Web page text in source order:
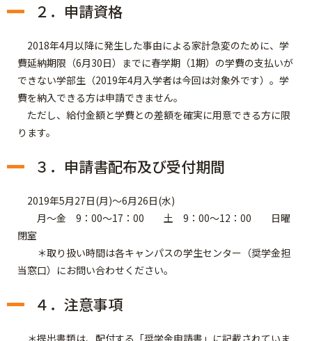
２．申請資格
2018年4月以降に発生した事由による家計急変のために、学
費延納期限（6月30日）までに春学期（1期）の学費の支払いが
できない学部生（2019年4月入学者は今回は対象外です）。 学
費を納入できる方は申請できません。
ただし、 給付金額と学費との差額を確実に用意できる方に限
ります。
３．申請書配布及び受付期間
2019年5月27日(月)～6月26日(水)
月～金 9：00～17：00 土 9：00～12：00 日曜
閉室
＊取り扱い時間は各キャンパスの学生センター（奨学金担
当窓口）にお問い合わせください。
４．注意事項
＊提出書類は、配付する「奨学金申請書」に記載されていま